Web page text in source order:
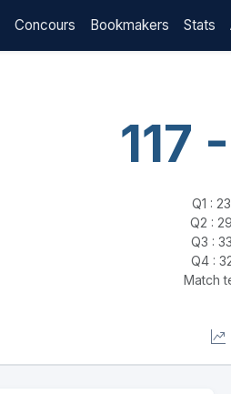
Concours Bookmakers Stats
117
Q1 :
Q2 :
Q3 :
Q4 :
Match